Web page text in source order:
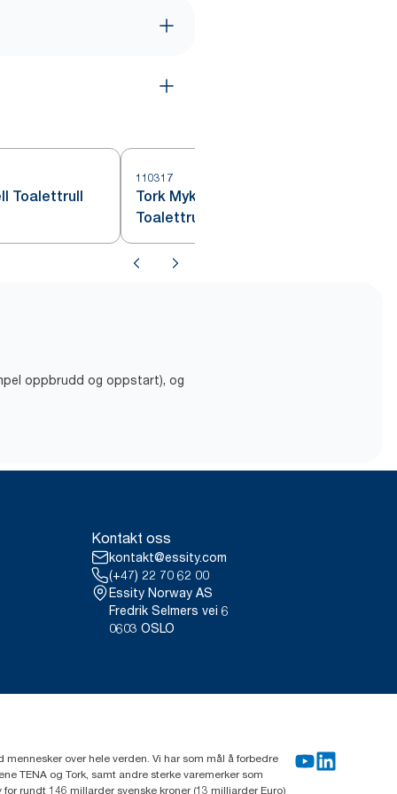
Toalettrull
110317
Tork Myk Konvensjonell
Toalettrull Hvit T4
oppbrudd og oppstart), og
Kontakt oss
kontakt@essity.com
(+47) 22 70 62 00
Essity Norway AS
Fredrik Selmers vei 6
0603 OSLO
over hele verden. Vi har som mål å forbedre
TENA og Tork, samt andre sterke varemerker som
rundt 146 millarder svenske kroner (13 milliarder Euro)